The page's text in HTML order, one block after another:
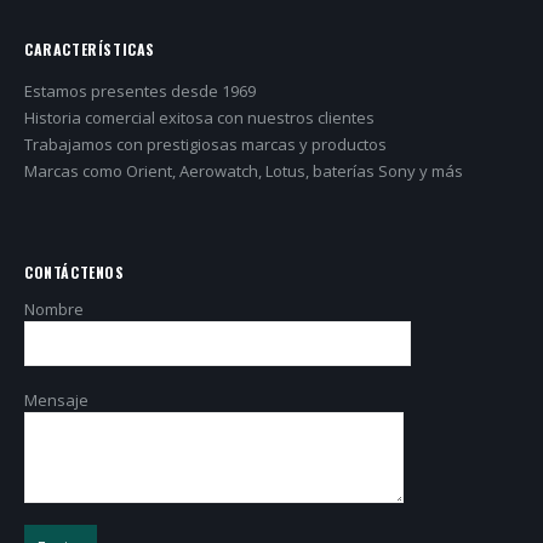
CARACTERÍSTICAS
Estamos presentes desde 1969
Historia comercial exitosa con nuestros clientes
Trabajamos con prestigiosas marcas y productos
Marcas como Orient, Aerowatch, Lotus, baterías Sony y más
CONTÁCTENOS
Nombre
Mensaje